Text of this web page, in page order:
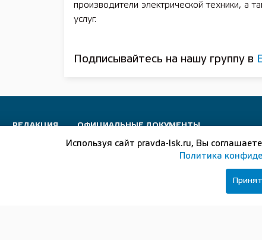
производители электрической техники, а
услуг.
Подписывайтесь на нашу группу в
РЕДАКЦИЯ ОФИЦИАЛЬНЫЕ ДОКУМЕНТЫ
Используя сайт pravda-lsk.ru, Вы
Политика